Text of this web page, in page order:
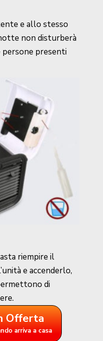
e allo stesso
non disturberà
presenti
riempire il
e accenderlo,
di
Offerta
arriva a casa